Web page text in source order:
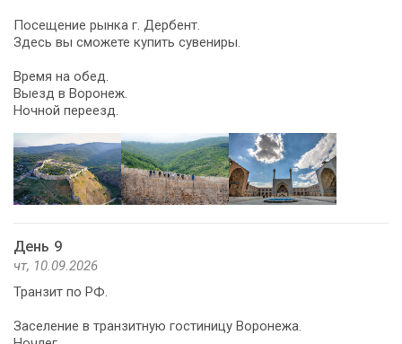
Посещение рынка г. Дербент.
Здесь вы сможете купить сувениры.
Время на обед.
Выезд в Воронеж.
Ночной переезд.
День 9
чт, 10.09.2026
Транзит по РФ.
Заселение в транзитную гостиницу Воронежа.